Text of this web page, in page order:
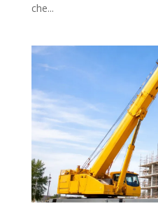
che...